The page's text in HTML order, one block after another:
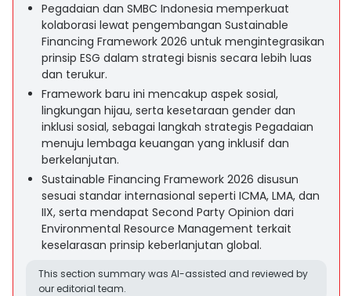
Pegadaian dan SMBC Indonesia memperkuat
kolaborasi lewat pengembangan Sustainable
Financing Framework 2026 untuk mengintegrasikan
prinsip ESG dalam strategi bisnis secara lebih luas
dan terukur.
Framework baru ini mencakup aspek sosial,
lingkungan hijau, serta kesetaraan gender dan
inklusi sosial, sebagai langkah strategis Pegadaian
menuju lembaga keuangan yang inklusif dan
berkelanjutan.
Sustainable Financing Framework 2026 disusun
sesuai standar internasional seperti ICMA, LMA, dan
IIX, serta mendapat Second Party Opinion dari
Environmental Resource Management terkait
keselarasan prinsip keberlanjutan global.
This section summary was AI-assisted and reviewed by
our editorial team.